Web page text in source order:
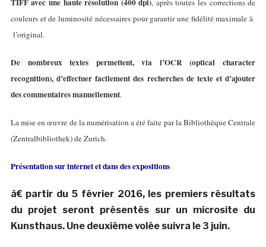
, après toutes les corrections de
couleurs et de luminosité nécessaires pour garantir une fidélité maximale à
l’original.
De nombreux textes permettent, via l’OCR (optical character
recognition), d’effectuer facilement des recherches de texte et d’ajouter
des commentaires manuellement.
La mise en œuvre de la numérisation a été faite par la Bibliothèque Centrale
(Zentralbibliothek) de Zurich.
Présentation sur internet et dans des expositions
à€ partir du 5 février 2016, les premiers résultats
du projet seront présentés sur un microsite du
Kunsthaus. Une deuxième volée suivra le 3 juin.